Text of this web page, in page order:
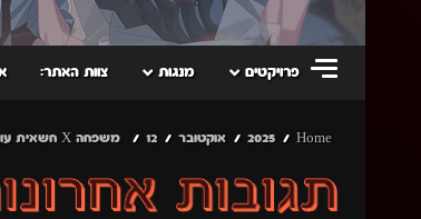
פרויקטים מנגות צוות האתר:
Home
2025 אוקטובר 12 משפחה X חשאית עונה 3 פרק 2